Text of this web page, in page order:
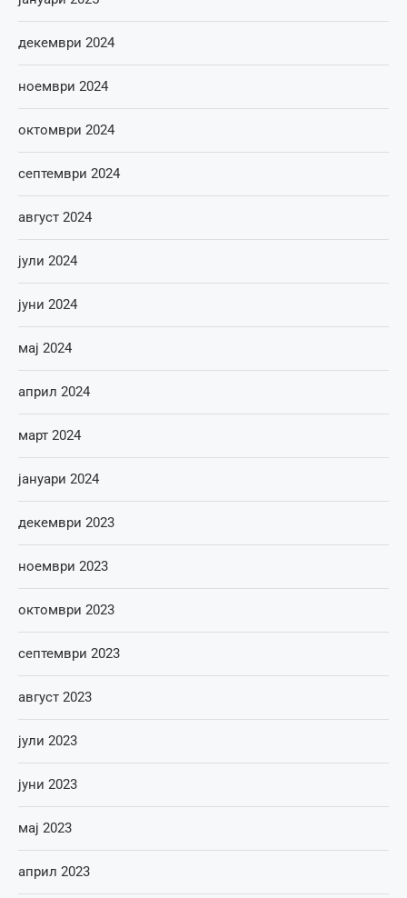
декември 2024
ноември 2024
октомври 2024
септември 2024
август 2024
јули 2024
јуни 2024
мај 2024
април 2024
март 2024
јануари 2024
декември 2023
ноември 2023
октомври 2023
септември 2023
август 2023
јули 2023
јуни 2023
мај 2023
април 2023